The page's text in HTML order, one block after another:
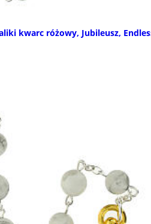
kwarc różowy, Jubileusz,